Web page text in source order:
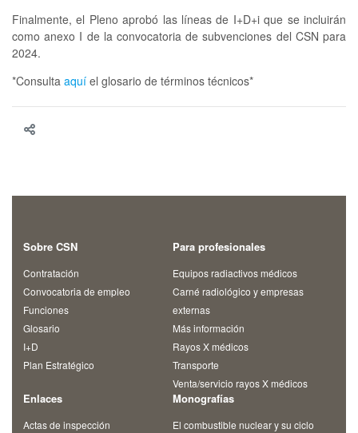
Finalmente, el Pleno aprobó las líneas de I+D+i que se incluirán
como anexo I de la convocatoria de subvenciones del CSN para
2024.
*Consulta aquí el glosario de términos técnicos*
Sobre CSN
Contratación
Convocatoria de empleo
Funciones
Glosario
I+D
Plan Estratégico
Para profesionales
Equipos radiactivos médicos
Carné radiológico y empresas
externas
Más información
Rayos X médicos
Transporte
Venta/servicio rayos X médicos
Enlaces
Actas de inspección
Monografías
El combustible nuclear y su ciclo